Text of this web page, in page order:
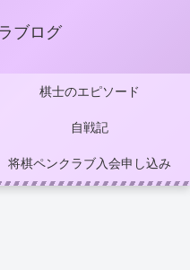
ブログ
棋士のエピソード
自戦記
将棋ペンクラブ入会申し込み